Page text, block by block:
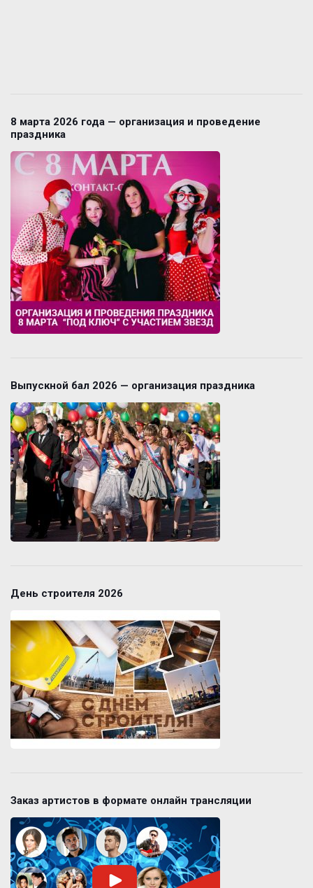
8 марта 2026 года — организация и проведение
праздника
Выпускной бал 2026 — организация праздника
День строителя 2026
Заказ артистов в формате онлайн трансляции